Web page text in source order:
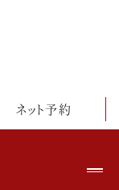
ネット予約